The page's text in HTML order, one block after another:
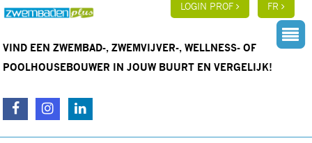
LOGIN PROF FR
VIND EEN ZWEMBAD-, ZWEMVIJVER-, WELLNESS- OF
POOLHOUSEBOUWER IN JOUW BUURT EN VERGELIJK!